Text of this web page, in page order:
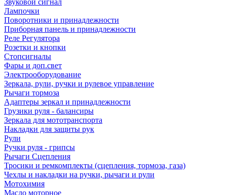
Звуковой сигнал
Лампочки
Поворотники и принадлежности
Приборная панель и принадлежности
Реле Регулятора
Розетки и кнопки
Стопсигналы
Фары и доп.свет
Электрооборудование
Зеркала, рули, ручки и рулевое управление
Рычаги тормоза
Адаптеры зеркал и принадлежности
Грузики руля - балансиры
Зеркала для мототранспорта
Накладки для защиты рук
Рули
Ручки руля - грипсы
Рычаги Сцепления
Тросики и ремкомплекты (сцепления, тормоза, газа)
Чехлы и накладки на ручки, рычаги и рули
Мотохимия
Масло моторное